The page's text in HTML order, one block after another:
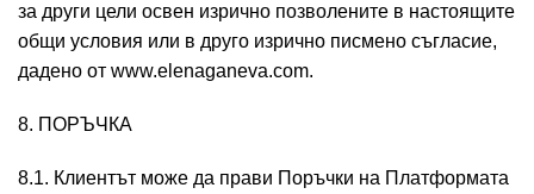
за други цели освен изрично позволените в настоящите
общи условия или в друго изрично писмено съгласие,
дадено от www.elenaganeva.com.
8. ПОРЪЧКА
8.1. Клиентът може да прави Поръчки на Платформата